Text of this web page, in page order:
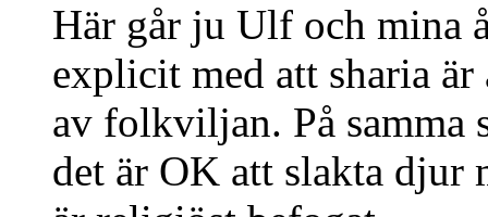
Här går ju Ulf och mina
explicit med att sharia
av folkviljan. På samma
det är OK att slakta djur